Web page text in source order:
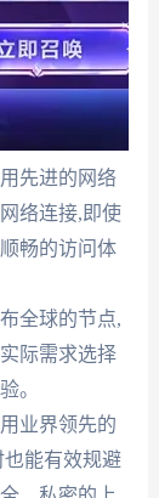
先进的网络
络连接,即使
畅的访问体
全球的节点,
际需求选择
。
业界领先的
能有效规避